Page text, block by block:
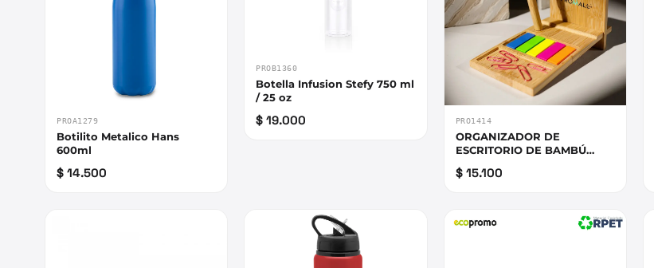
PROA1279
Botilito Metalico Hans
600ml
$ 14.500
PROB1360
Botella Infusion Stefy 750 ml
/ 25 oz
$ 19.000 PRO1414
ORGANIZADOR DE
ESCRITORIO DE BAMBÚ
$ 15.100